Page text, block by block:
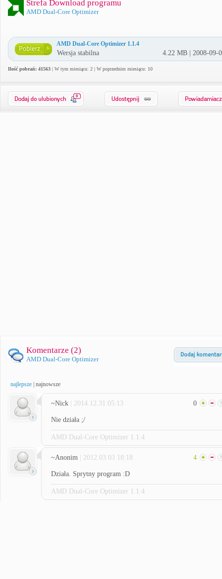
Strefa Download programu
AMD Dual-Core Optimizer
AMD Dual-Core Optimizer 1.1.4
Wersja stabilna 4.22 MB | 2008-09-
Ilość pobrań: 41563 | W tym miesiącu: 2 | W poprzednim miesiącu: 10
0
Komentarze (2)
AMD Dual-Core Optimizer
najlepsze najnowsze
~Nick | 2014.12.31 05:13 0
Nie działa ;/
AMD Dual-Core Optimizer 1.1.4
~Anonim | 2012.03.03 18:18 4
Działa. Sprytny program :D
AMD Dual-Core Optimizer 1.1.4